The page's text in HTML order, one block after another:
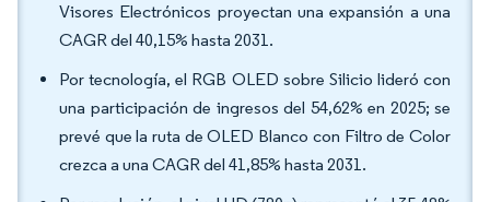
Visores Electrónicos proyectan una expansión a una
CAGR del 40,15% hasta 2031.
Por tecnología, el RGB OLED sobre Silicio lideró con
una participación de ingresos del 54,62% en 2025; se
prevé que la ruta de OLED Blanco con Filtro de Color
crezca a una CAGR del 41,85% hasta 2031.